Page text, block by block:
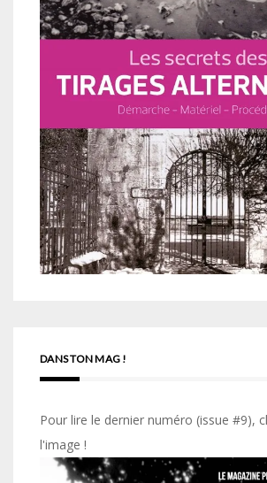
DANS TON MAG !
Pour lire le dernier numéro (issue #9),
l'image !